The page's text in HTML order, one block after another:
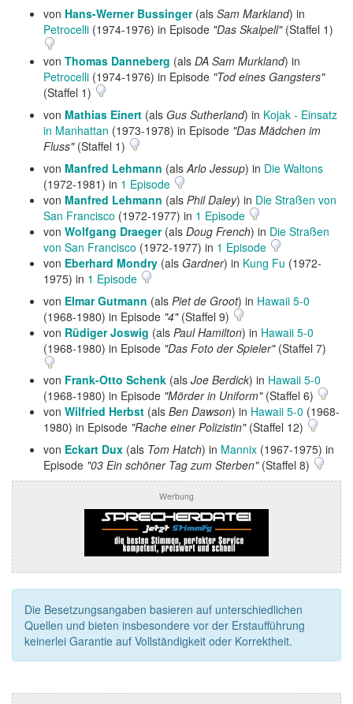
von Hans-Werner Bussinger(als Sam Markland) in
Petrocelli (1974-1976) in Episode "Das Skalpell"(Staffel 1)
von Thomas Danneberg (als DA Sam Murkland) in
Petrocelli (1974-1976) in Episode "Tod eines Gangsters"
(Staffel 1)
von Mathias Einert (als Gus Sutherland) in Kojak - Einsatz
in Manhattan (1973-1978) in Episode "Das Mädchen im
Fluss"(Staffel 1)
von Manfred Lehmann (alsArlo Jessup) in Die Waltons
(1972-1981) in 1 Episode
von Manfred Lehmann (als Phil Daley) in Die Straßen von
San Francisco (1972-1977) in 1 Episode
von Wolfgang Draeger(als Doug French) in Die Straßen
von San Francisco (1972-1977) in 1 Episode
von Eberhard Mondry (als Gardner) in Kung Fu (1972-
1975) in 1 Episode
von Elmar Gutmann (als Piet de Groot) in Hawaii 5-0
(1968-1980) in Episode "4"(Staffel 9)
von Rüdiger Joswig (als Paul Hamilton) in Hawaii 5-0
(1968-1980) in Episode "Das Foto der Spieler"(Staffel 7)
von Frank-Otto Schenk (als Joe Berdick) in Hawaii 5-0
(1968-1980) in Episode "Mörder in Uniform"(Staffel 6)
von Wilfried Herbst (als Ben Dawson) in Hawaii 5-0 (1968-
1980) in Episode "Rache einer Polizistin"(Staffel 12)
von Eckart Dux (als Tom Hatch) in Mannix (1967-1975) in
Episode "03 Ein schöner Tag zum Sterben"(Staffel 8)
Werbung
Die Besetzungsangaben basieren auf unterschiedlichen
Quellen und bieten insbesondere vor der Erstaufführung
keinerlei Garantie auf Vollständigkeit oder Korrektheit.